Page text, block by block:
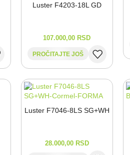
Luster F4203-⁠18L GD
107.000,00 RSD
PROČITAJTE JOŠ
Luster F7046-⁠8LS SG+WH
28.000,00 RSD